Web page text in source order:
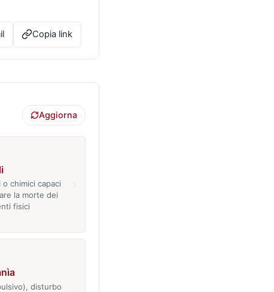
Copia link
Aggiorna
chimici capaci
la morte dei
fisici
disturbo